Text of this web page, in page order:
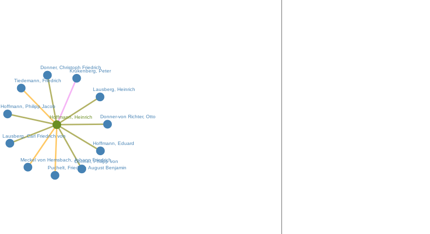
Hoffmann, Heinrich
Hoffmann, Philipp Jacob
Lausberg, Heinrich
Lausberg, Carl Friedrich von
Donner, Christoph Friedrich
Donner, Philipp von
Hoffmann, Eduard
Donner-von Richter, Otto
Tiedemann, Friedrich
Puchelt, Friedrich August Benjamin
Meckel von Hemsbach, Johann Friedrich
Krukenberg, Peter